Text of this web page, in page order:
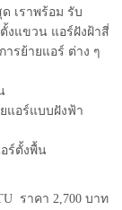
เราพร้อม รับ
งแขวน แอร์ฝังฝ้าสี่
รย้ายแอร์ ต่าง ๆ
แอร์แบบฝังฟ้า
ร์ตั้งพื้น
ราคา 2,700 บาท